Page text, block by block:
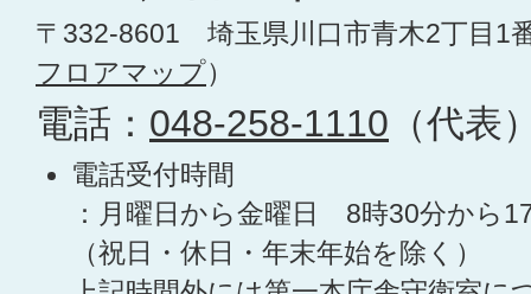
〒332-8601 埼玉県川口市青木2丁目1
フロアマップ）
電話： 048-258-1110 （代表
電話受付時間
：月曜日から金曜日 8時30分から
（祝日・休日・年末年始を除く）